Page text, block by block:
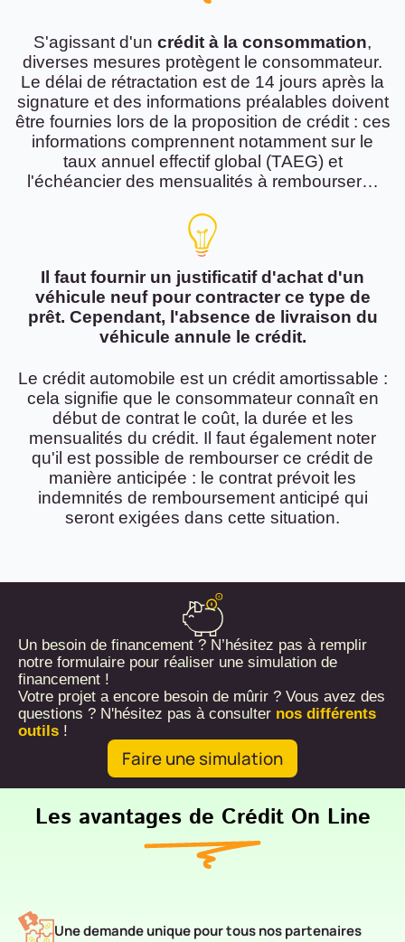
S'agissant d'un crédit à la consommation,
diverses mesures protègent le consommateur.
Le délai de rétractation est de 14 jours après la
signature et des informations préalables doivent
être fournies lors de la proposition de crédit : ces
informations comprennent notamment sur le
taux annuel effectif global (TAEG) et
l'échéancier des mensualités à rembourser…
Il faut fournir un justificatif d'achat d'un
véhicule neuf pour contracter ce type de
prêt. Cependant, l'absence de livraison du
véhicule annule le crédit.
Le crédit automobile est un crédit amortissable :
cela signifie que le consommateur connaît en
début de contrat le coût, la durée et les
mensualités du crédit. Il faut également noter
qu'il est possible de rembourser ce crédit de
manière anticipée : le contrat prévoit les
indemnités de remboursement anticipé qui
seront exigées dans cette situation.
Un besoin de financement ? N’hésitez pas à remplir
notre formulaire pour réaliser une simulation de
financement !
Votre projet a encore besoin de mûrir ? Vous avez des
questions ? N'hésitez pas à consulter nos différents
outils !
Faire une simulation
Les avantages de Crédit On Line
Une demande unique pour tous nos partenaires